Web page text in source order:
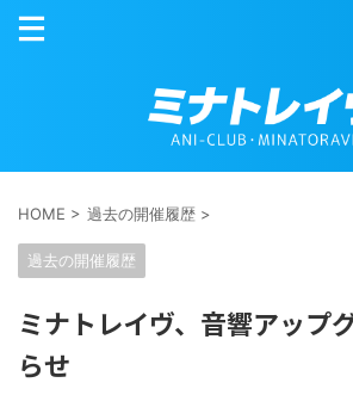
HOME > 過去の開催履歴 >
過去の開催履歴
ミナトレイヴ、音響アップ
らせ